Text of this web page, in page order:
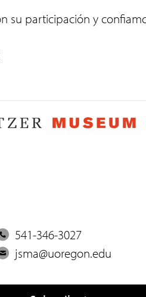
su participación y
541-346-3027
jsma@uoregon.edu